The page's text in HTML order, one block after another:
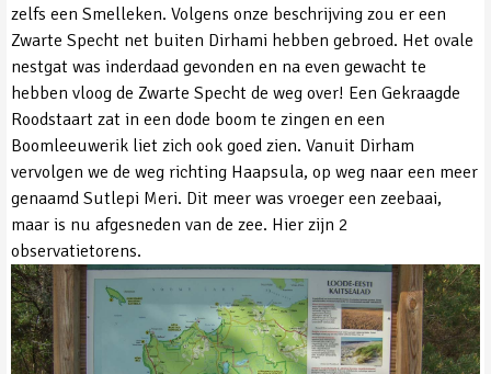
zelfs een Smelleken. Volgens onze beschrijving zou er een
Zwarte Specht net buiten Dirhami hebben gebroed. Het ovale
nestgat was inderdaad gevonden en na even gewacht te
hebben vloog de Zwarte Specht de weg over! Een Gekraagde
Roodstaart zat in een dode boom te zingen en een
Boomleeuwerik liet zich ook goed zien. Vanuit Dirham
vervolgen we de weg richting Haapsula, op weg naar een meer
genaamd Sutlepi Meri. Dit meer was vroeger een zeebaai,
maar is nu afgesneden van de zee. Hier zijn 2
observatietorens.